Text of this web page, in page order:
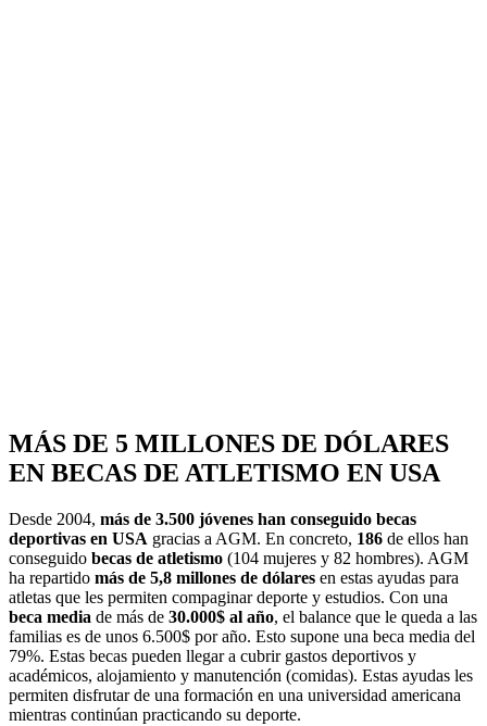
MÁS DE 5 MILLONES DE DÓLARES
EN BECAS DE ATLETISMO EN USA
Desde 2004, más de 3.500 jóvenes han conseguido becas
deportivas en USA gracias a AGM. En concreto, 186 de ellos han
conseguido becas de atletismo (104 mujeres y 82 hombres). AGM
ha repartido más de 5,8 millones de dólares en estas ayudas para
atletas que les permiten compaginar deporte y estudios. Con una
beca media de más de 30.000$ al año, el balance que le queda a las
familias es de unos 6.500$ por año. Esto supone una beca media del
79%. Estas becas pueden llegar a cubrir gastos deportivos y
académicos, alojamiento y manutención (comidas). Estas ayudas les
permiten disfrutar de una formación en una universidad americana
mientras continúan practicando su deporte.